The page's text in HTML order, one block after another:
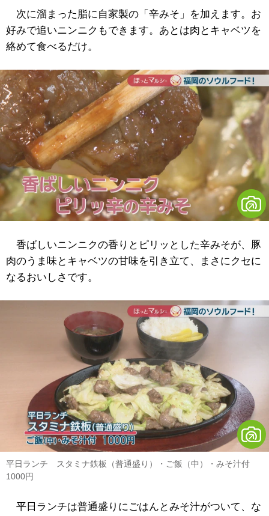
次に溜まった脂に自家製の「辛みそ」を加えます。お
好みで追いニンニクもできます。あとは肉とキャベツを
絡めて食べるだけ。
香ばしいニンニクの香りとピリッとした辛みそが、豚
肉のうま味とキャベツの甘味を引き立て、まさにクセに
なるおいしさです。
平日ランチ スタミナ鉄板（普通盛り）・ご飯（中）・みそ汁付
1000円
平日ランチは普通盛りにごはんとみそ汁がついて、な